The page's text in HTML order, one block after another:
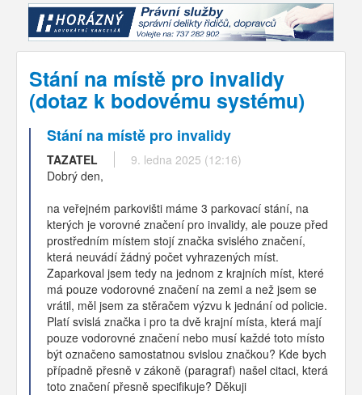
Stání na místě pro invalidy
(dotaz k bodovému systému)
Stání na místě pro invalidy
TAZATEL
9. ledna 2025 (12:16)
Dobrý den,
na veřejném parkovišti máme 3 parkovací stání, na
kterých je vorovné značení pro invalidy, ale pouze před
prostředním místem stojí značka svislého značení,
která neuvádí žádný počet vyhrazených míst.
Zaparkoval jsem tedy na jednom z krajních míst, které
má pouze vodorovné značení na zemi a než jsem se
vrátil, měl jsem za stěračem výzvu k jednání od policie.
Platí svislá značka i pro ta dvě krajní místa, která mají
pouze vodorovné značení nebo musí každé toto místo
být označeno samostatnou svislou značkou? Kde bych
případně přesně v zákoně (paragraf) našel citaci, která
toto značení přesně specifikuje? Děkuji